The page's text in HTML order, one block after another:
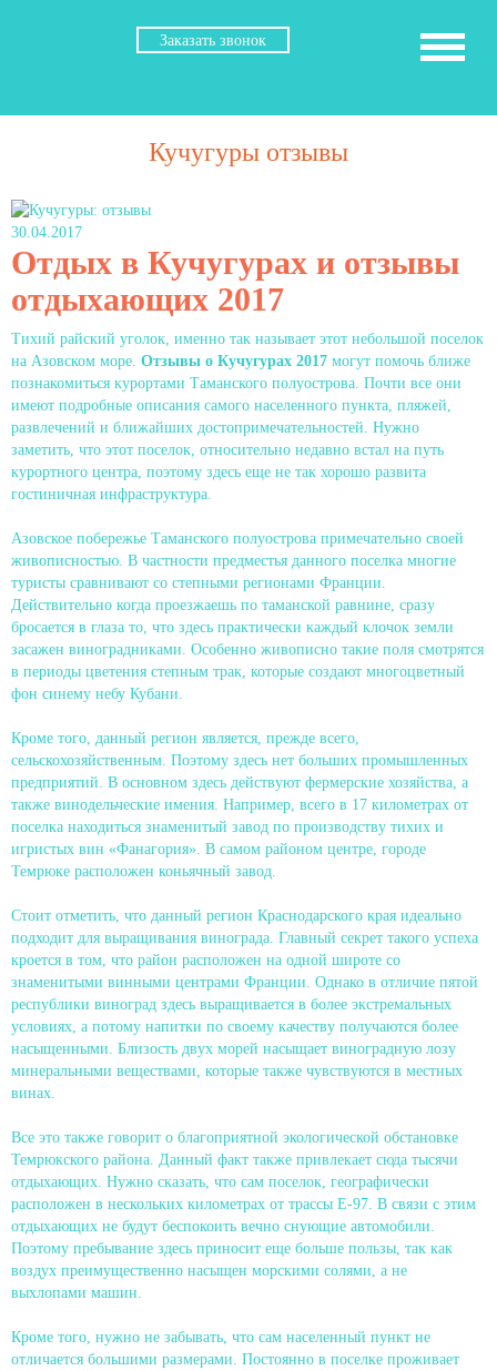
Заказать звонок
Кучугуры отзывы
30.04.2017
Отдых в Кучугурах и отзывы
отдыхающих 2017
Тихий райский уголок, именно так называет этот небольшой поселок
на Азовском море. Отзывы о Кучугурах 2017 могут помочь ближе
познакомиться курортами Таманского полуострова. Почти все они
имеют подробные описания самого населенного пункта, пляжей,
развлечений и ближайших достопримечательностей. Нужно
заметить, что этот поселок, относительно недавно встал на путь
курортного центра, поэтому здесь еще не так хорошо развита
гостиничная инфраструктура.
Азовское побережье Таманского полуострова примечательно своей
живописностью. В частности предместья данного поселка многие
туристы сравнивают со степными регионами Франции.
Действительно когда проезжаешь по таманской равнине, сразу
бросается в глаза то, что здесь практически каждый клочок земли
засажен виноградниками. Особенно живописно такие поля смотрятся
в периоды цветения степным трак, которые создают многоцветный
фон синему небу Кубани.
Кроме того, данный регион является, прежде всего,
сельскохозяйственным. Поэтому здесь нет больших промышленных
предприятий. В основном здесь действуют фермерские хозяйства, а
также винодельческие имения. Например, всего в 17 километрах от
поселка находиться знаменитый завод по производству тихих и
игристых вин «Фанагория». В самом районом центре, городе
Темрюке расположен коньячный завод.
Стоит отметить, что данный регион Краснодарского края идеально
подходит для выращивания винограда. Главный секрет такого успеха
кроется в том, что район расположен на одной широте со
знаменитыми винными центрами Франции. Однако в отличие пятой
республики виноград здесь выращивается в более экстремальных
условиях, а потому напитки по своему качеству получаются более
насыщенными. Близость двух морей насыщает виноградную лозу
минеральными веществами, которые также чувствуются в местных
винах.
Все это также говорит о благоприятной экологической обстановке
Темрюкского района. Данный факт также привлекает сюда тысячи
отдыхающих. Нужно сказать, что сам поселок, географически
расположен в нескольких километрах от трассы Е-97. В связи с этим
отдыхающих не будут беспокоить вечно снующие автомобили.
Поэтому пребывание здесь приносит еще больше пользы, так как
воздух преимущественно насыщен морскими солями, а не
выхлопами машин.
Кроме того, нужно не забывать, что сам населенный пункт не
отличается большими размерами. Постоянно в поселке проживает